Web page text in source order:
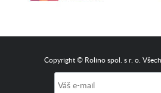
Copyright © Rolino spol. s r. o.